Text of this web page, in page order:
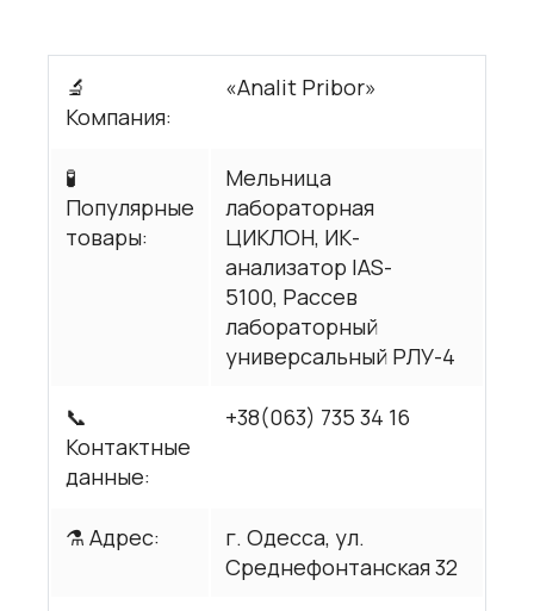
🔬
Компания:
«Analit Pribor»
🧪
Популярные
товары:
Мельница
лабораторная
ЦИКЛОН, ИК-
анализатор IAS-
5100, Рассев
лабораторный
универсальный РЛУ-4
📞
Контактные
данные:
+38(063) 735 34 16
⚗️ Адрес:
г. Одесса, ул.
Среднефонтанская 32